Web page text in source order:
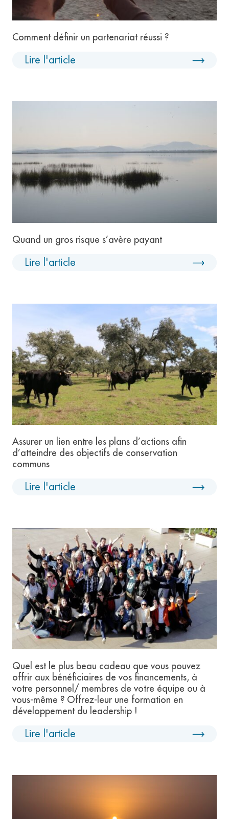
Comment définir un partenariat réussi ?
Lire l'article
Quand un gros risque s’avère payant
Lire l'article
Assurer un lien entre les plans d’actions afin
d’atteindre des objectifs de conservation
communs
Lire l'article
Quel est le plus beau cadeau que vous pouvez
offrir aux bénéficiaires de vos financements, à
votre personnel/ membres de votre équipe ou à
vous-même ? Offrez-leur une formation en
développement du leadership !
Lire l'article